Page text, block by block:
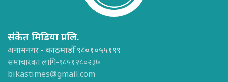
संकेत मिडिया प्रा.लि.
अनामनगर - काठमाडौँ ९८०१०५५१९९
समाचारका लागि-९८५१२८०२३७
bikastimes@gmail.com